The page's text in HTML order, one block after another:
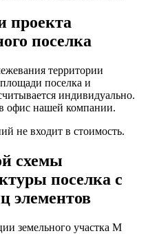
проекта
поселка
территории
поселка и
индивидуально.
в офис нашей компании.
не входит в стоимость.
схемы
поселка с
элементов
земельного участка M